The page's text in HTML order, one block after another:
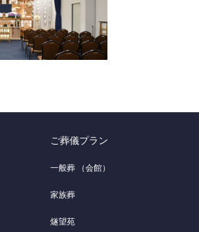
ご葬儀プラン
一般葬 （会館）
家族葬
燧望苑